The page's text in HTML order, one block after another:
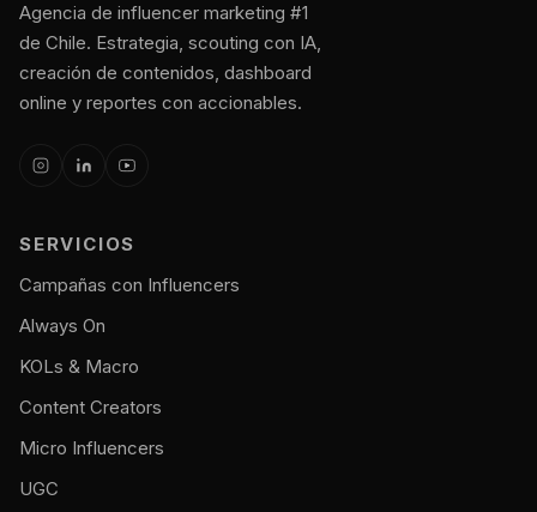
Agencia de influencer marketing #1
de Chile. Estrategia, scouting con IA,
creación de contenidos, dashboard
online y reportes con accionables.
SERVICIOS
Campañas con Influencers
Always On
KOLs & Macro
Content Creators
Micro Influencers
UGC